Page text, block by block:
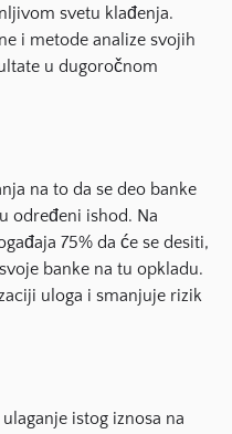
svetu klađenja.
i metode analize svojih
u dugoročnom
na to da se deo banke
određeni ishod. Na
75% da će se desiti,
banke na tu opkladu.
uloga i smanjuje rizik
istog iznosa na